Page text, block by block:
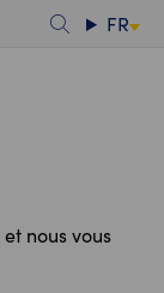
FR
nous vous